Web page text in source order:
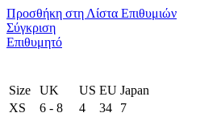
Προσθήκη στη Λίστα Επιθυμιών
Σύγκριση
Επιθυμητό
Size UK US EU Japan
XS
6 - 8 4 34
7